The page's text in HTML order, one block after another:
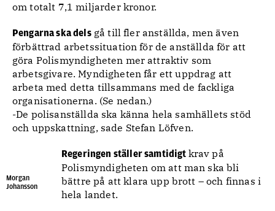
om totalt 7,1 miljarder kronor.
Pengarna ska delsgå till fler anställda, men även
förbättrad arbetssituation för de anställda för att
göra Polismyndigheten mer attraktiv som
arbetsgivare. Myndigheten får ett uppdrag att
arbeta med detta tillsammans med de fackliga
organisationerna. (Se nedan.)
-De polisanställda ska känna hela samhällets stöd
och uppskattning, sade Stefan Löfven.
Morgan
Johansson
Regeringen ställer samtidigt krav på
Polismyndigheten om att man ska bli
bättre på att klara upp brott – och finnas i
hela landet.